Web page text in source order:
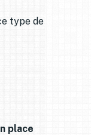
type de
place